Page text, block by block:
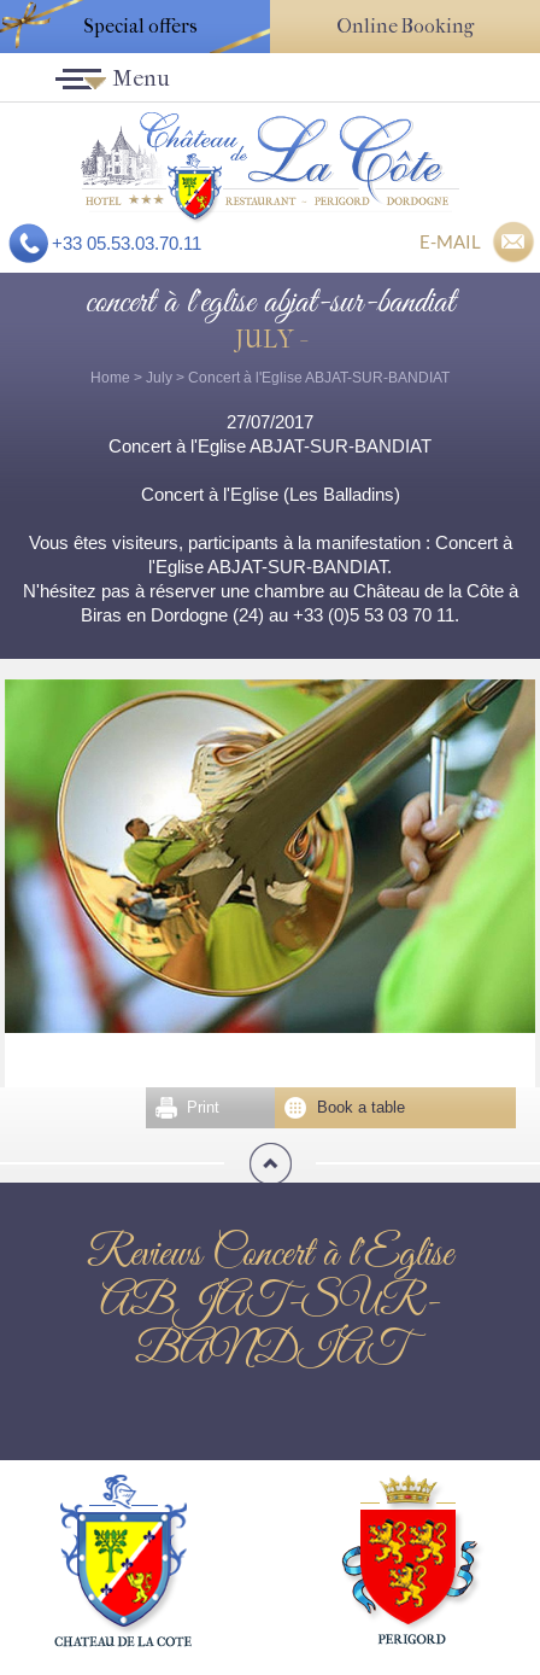
Special offers Online Booking
+33 05.53.03.70.11 E-MAIL
Menu
concert à l'eglise abjat-sur-bandiat
JULY -
Home > July > Concert à l'Eglise ABJAT-SUR-BANDIAT
27/07/2017
Concert à l'Eglise ABJAT-SUR-BANDIAT
Concert à l'Eglise (Les Balladins)
Vous êtes visiteurs, participants à la manifestation : Concert à
l'Eglise ABJAT-SUR-BANDIAT.
N'hésitez pas à réserver une chambre au Château de la Côte à
Biras en Dordogne (24) au +33 (0)5 53 03 70 11.
Book a table
Print
Reviews Concert à l'Eglise
ABJAT-SUR-
BANDIAT